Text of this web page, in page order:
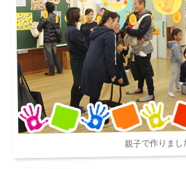
親子で作りまし